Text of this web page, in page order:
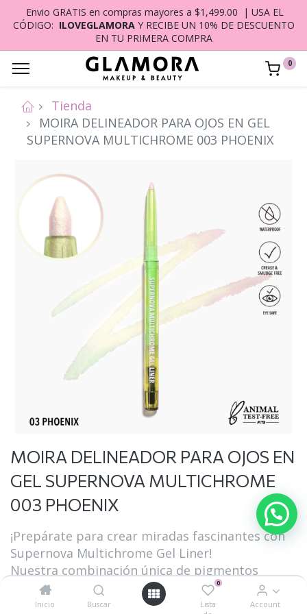
Inicio Buscar
0
Lista
Account
Envio GRATIS en compras mayores a $1,499.00 | USA EL
CÓDIGO: ILOVEGLAMORA Y RECIBE UN 10% DE DESCUENTO
EN TU PRIMERA COMPRA
0
Tienda
MOIRA DELINEADOR PARA OJOS EN GEL
SUPERNOVA MULTICHROME 003 PHOENIX
MOIRA DELINEADOR PARA OJOS EN
GEL SUPERNOVA MULTICHROME
003 PHOENIX
¡Prepárate para crear miradas fascinantes con
Supernova Multichrome Gel Liner!
Nuestra combinación única de pigmentos
cambia de color según el ángulo de la luz,
brindándole un efecto de arcoíris perfecto para